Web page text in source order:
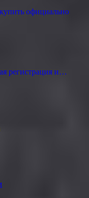
официально
регистрация и…